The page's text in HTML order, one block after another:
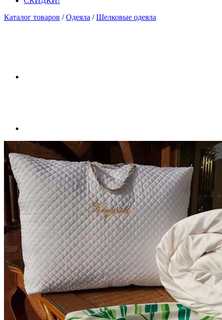
Каталог товаров / Одеяла / Шелковые одеяла